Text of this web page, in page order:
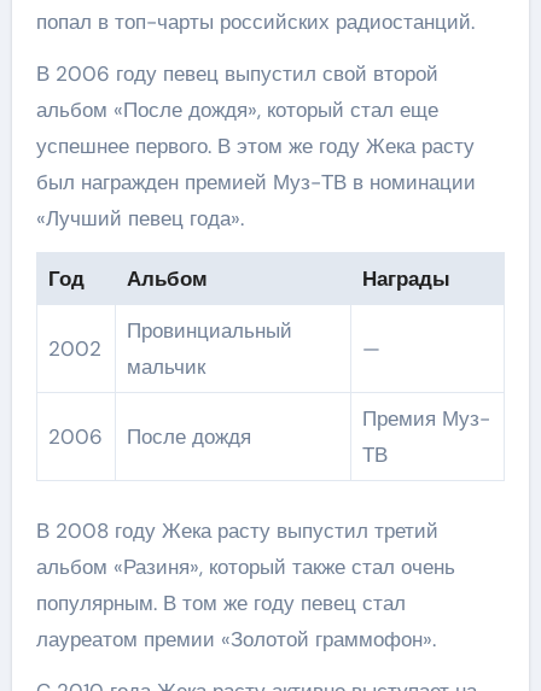
попал в топ-чарты российских радиостанций.
В 2006 году певец выпустил свой второй
альбом «После дождя», который стал еще
успешнее первого. В этом же году Жека расту
был награжден премией Муз-ТВ в номинации
«Лучший певец года».
Год Альбом Награды
2002
Провинциальный
мальчик
—
2006 После дождя
Премия Муз-
ТВ
В 2008 году Жека расту выпустил третий
альбом «Разиня», который также стал очень
популярным. В том же году певец стал
лауреатом премии «Золотой граммофон».